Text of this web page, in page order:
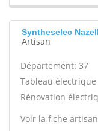
Syntheselec
Artisan
Département: 37
Tableau
Rénovation
Voir la fiche